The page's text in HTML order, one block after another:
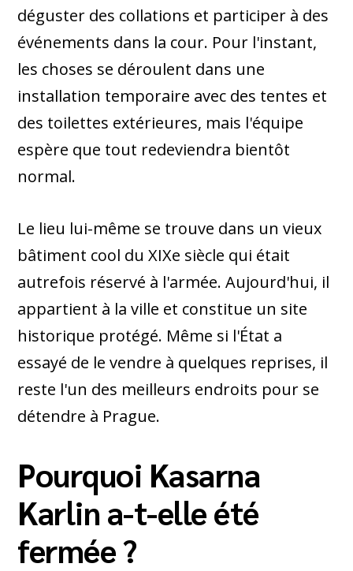
déguster des collations et participer à des
événements dans la cour. Pour l'instant,
les choses se déroulent dans une
installation temporaire avec des tentes et
des toilettes extérieures, mais l'équipe
espère que tout redeviendra bientôt
normal.
Le lieu lui-même se trouve dans un vieux
bâtiment cool du XIXe siècle qui était
autrefois réservé à l'armée. Aujourd'hui, il
appartient à la ville et constitue un site
historique protégé. Même si l'État a
essayé de le vendre à quelques reprises, il
reste l'un des meilleurs endroits pour se
détendre à Prague.
Pourquoi Kasarna
Karlin a-t-elle été
fermée ?